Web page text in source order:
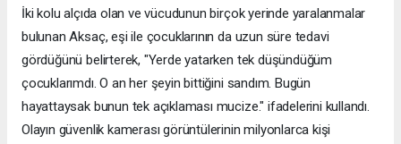
İki kolu alçıda olan ve vücudunun birçok yerinde yaralanmalar
bulunan Aksaç, eşi ile çocuklarının da uzun süre tedavi
gördüğünü belirterek, "Yerde yatarken tek düşündüğüm
çocuklarımdı. O an her şeyin bittiğini sandım. Bugün
hayattaysak bunun tek açıklaması mucize." ifadelerini kullandı.
Olayın güvenlik kamerası görüntülerinin milyonlarca kişi